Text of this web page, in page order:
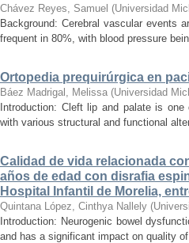
Chávez Reyes, Samuel (Universidad
Background: Cerebral vascular events
frequent in 80%, with blood pressure
Ortopedia prequirúrgica en
Báez Madrigal, Melissa (Universidad
Introduction: Cleft lip and palate is
with various structural and functional
Calidad de vida relacionada
años de edad con disrafia
Hospital Infantil de Morelia,
Quintana López, Cinthya Nallely (
Introduction: Neurogenic bowel
and has a significant impact on quality